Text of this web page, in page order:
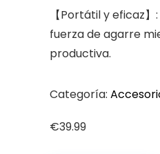
【Portátil y eficaz
fuerza de agarre
productiva.
Categoría:
€39.99